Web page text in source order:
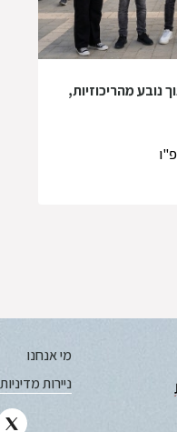
נובע מהריכוזיות,
מי אנחנו
ניירות מדיניות